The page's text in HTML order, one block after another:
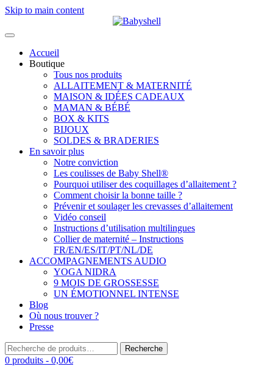
Skip to main content
Accueil
Boutique
Tous nos produits
ALLAITEMENT & MATERNITÉ
MAISON & IDÉES CADEAUX
MAMAN & BÉBÉ
BOX & KITS
BIJOUX
SOLDES & BRADERIES
En savoir plus
Notre conviction
Les coulisses de Baby Shell®
Pourquoi utiliser des coquillages d’allaitement ?
Comment choisir la bonne taille ?
Prévenir et soulager les crevasses d’allaitement
Vidéo conseil
Instructions d’utilisation multilingues
Collier de maternité – Instructions
FR/EN/ES/IT/PT/NL/DE
ACCOMPAGNEMENTS AUDIO
YOGA NIDRA
9 MOIS DE GROSSESSE
UN ÉMOTIONNEL INTENSE
Blog
Où nous trouver ?
Presse
Recherche
pour :
Recherche
0 produits - 0,00€